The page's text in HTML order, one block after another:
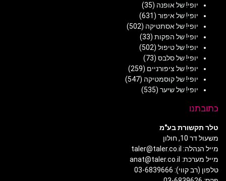
יופי! של אופנה (35)
יופי! של איפור (631)
יופי! של אסתטיקה (502)
יופי! של הפקות (33)
יופי! של טיפול (502)
יופי! של סלבס (73)
יופי! של ציפורניים (259)
יופי! של קוסמטיקה (547)
יופי! של שיער (535)
כתובתנו
טלר תקשורת בע"מ
משעול דר 10, חולון
מייל הנהלה: taler@taler.co.il
מייל מערכת: anat@taler.co.il
טלפון (רב קווי): 03-6839666